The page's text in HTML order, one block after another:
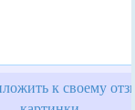
к своему